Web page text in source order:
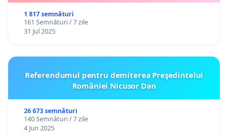
1 817 semnături
161 Semnături / 7 zile
31 Jul 2025
Referendumul pentru demiterea Preşedintelui
României Nicusor Dan
26 673 semnături
140 Semnături / 7 zile
4 Jun 2025